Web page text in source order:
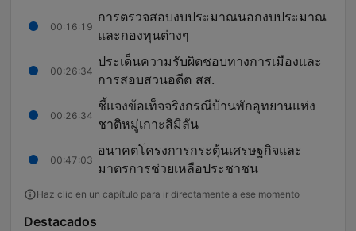
00:16:19
การตรวจสอบงบประมาณนอกงบประมาณ
และกองทุนต่างๆ
00:26:34
ประเด็นความรับผิดชอบทางการเมืองและ
การสอบสวนอดีต สส.
00:26:34
ชี้แจงข้อเท็จจริงกรณีบ้านพักอุทยานแห่ง
ชาติหมู่เกาะสิมิลัน
00:47:03
อนาคตโครงการกระตุ้นเศรษฐกิจและ
มาตรการช่วยเหลือประชาชน
Haz clic en un capítulo para ir directamente a ese momento
Destacados